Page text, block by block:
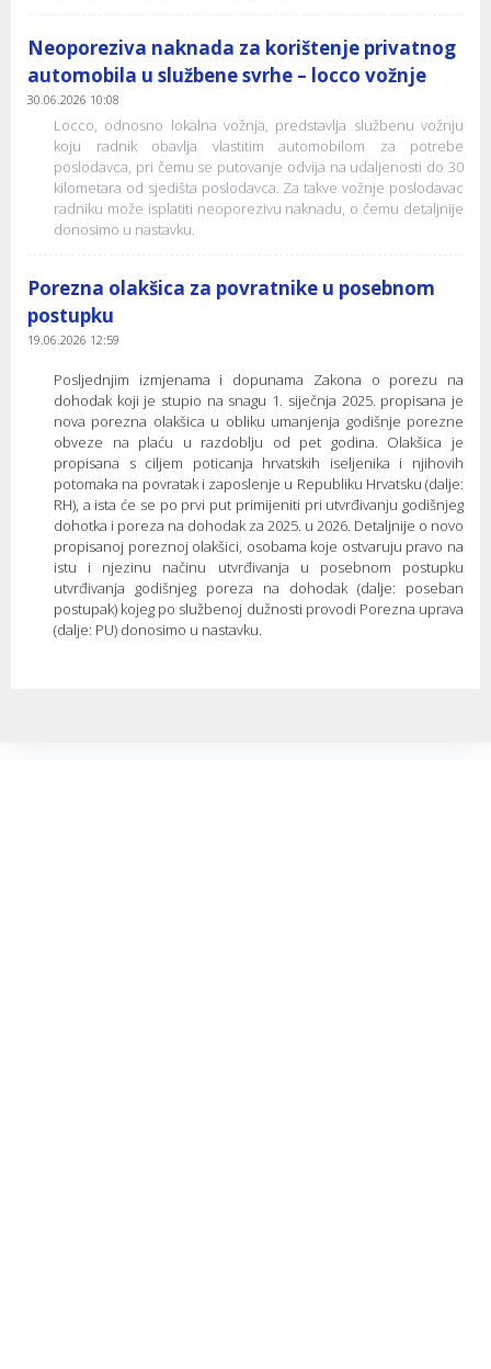
Neoporeziva naknada za korištenje privatnog
automobila u službene svrhe – locco vožnje
30.06.2026 10:08
Locco, odnosno lokalna vožnja, predstavlja službenu vožnju
koju radnik obavlja vlastitim automobilom za potrebe
poslodavca, pri čemu se putovanje odvija na udaljenosti do 30
kilometara od sjedišta poslodavca. Za takve vožnje poslodavac
radniku može isplatiti neoporezivu naknadu, o čemu detaljnije
donosimo u nastavku.
Porezna olakšica za povratnike u posebnom
postupku
19.06.2026 12:59
Posljednjim izmjenama i dopunama Zakona o porezu na
dohodak koji je stupio na snagu 1. siječnja 2025. propisana je
nova porezna olakšica u obliku umanjenja godišnje porezne
obveze na plaću u razdoblju od pet godina. Olakšica je
propisana s ciljem poticanja hrvatskih iseljenika i njihovih
potomaka na povratak i zaposlenje u Republiku Hrvatsku (dalje:
RH), a ista će se po prvi put primijeniti pri utvrđivanju godišnjeg
dohotka i poreza na dohodak za 2025. u 2026. Detaljnije o novo
propisanoj poreznoj olakšici, osobama koje ostvaruju pravo na
istu i njezinu načinu utvrđivanja u posebnom postupku
utvrđivanja godišnjeg poreza na dohodak (dalje: poseban
postupak) kojeg po službenoj dužnosti provodi Porezna uprava
(dalje: PU) donosimo u nastavku.